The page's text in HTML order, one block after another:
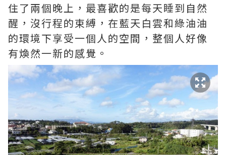
住了兩個晚上，最喜歡的是每天睡到自然
醒，沒行程的束縛，在藍天白雲和綠油油
的環境下享受一個人的空間，整個人好像
有煥然一新的感覺。